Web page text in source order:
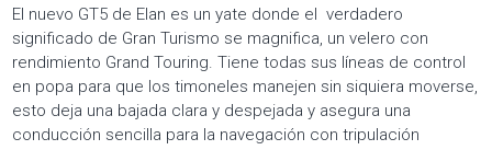
El nuevo GT5 de Elan es un yate donde el verdadero
significado de Gran Turismo se magnifica, un velero con
rendimiento Grand Touring. Tiene todas sus líneas de control
en popa para que los timoneles manejen sin siquiera moverse,
esto deja una bajada clara y despejada y asegura una
conducción sencilla para la navegación con tripulación